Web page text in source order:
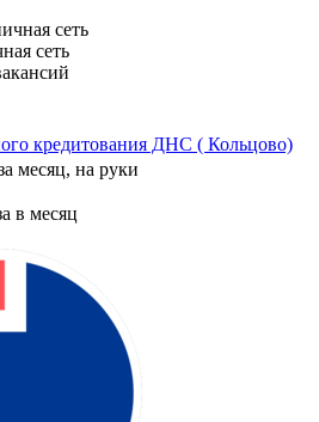
сеть
кредитования ДНС ( Кольцово)
месяц, на руки
в месяц